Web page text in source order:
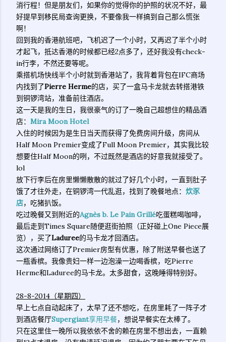
消行程！但是朋友们，如果你的觉得你的护照的状况不好，最
好提早到移民局查询更换，不要像我一样搞到自己那么慌张
啊！
回到我的香港航班吧，飞机迟了一个小时，又再迟了半个小时
才起飞，抵达香港的时候都已经2点多了，还好我没有check-
in行李，不然还要等呢。
乘搭机场快线半个小时就到香港站了，我背着背包在IFC商场
内找到了Pierre Herme的店，买了一盒马卡龙就去转搭港铁
到铜锣湾站，准备前往酒店。
这一天是我的生日，我很豪气的订了一晚自己超想住的精品酒
店： Mira Moon Hotel
入住的时候因为是生日当天而获得了免费房间升级，房间从
Half Moon Premier变成了Full Moon Premier，其实我比较
想要住Half Moon的咧，不过既然是酒店的好意我就接受了。
lol
放下行李后在房里懒懒散散的就过了好几个小时，一直到肚子
饿了才往外走，在铜锣湾一代乱逛，找到了晚餐地点： 炊豕
店，吃猪扒饭。
吃过晚餐又到附近的Agnès b. Le Pain Grillé吃蛋糕喝咖啡，
最后走到Times Square随便逛街拍照（正好碰上One Piece展
览），买了Laduree的马卡龙才回酒店。
这次通过网络订了Premier房型有优惠，除了附送早餐也送了
一瓶香槟。我像贵妇一样一边泡澡一边喝香槟，吃Pierre
Herme和Laduree的马卡龙。太多甜食，这晚睡得特别好。
28-8-2014（星期四）
早上七点自动起床了，太早了还不想吃，在房里耗了一阵子才
到酒店餐厅Supergiant享用早餐，想说早餐实在太棒了。
只在这里住一晚所以我依依不舍的赖在房里不想出去，一直赖